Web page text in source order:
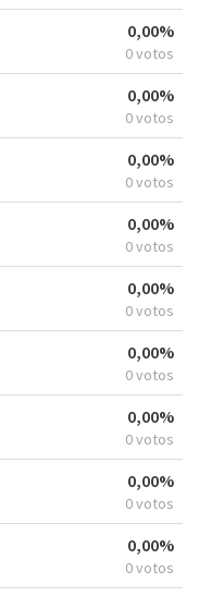
0,00%
0 votos
0,00%
0 votos
0,00%
0 votos
0,00%
0 votos
0,00%
0 votos
0,00%
0 votos
0,00%
0 votos
0,00%
0 votos
0,00%
0 votos